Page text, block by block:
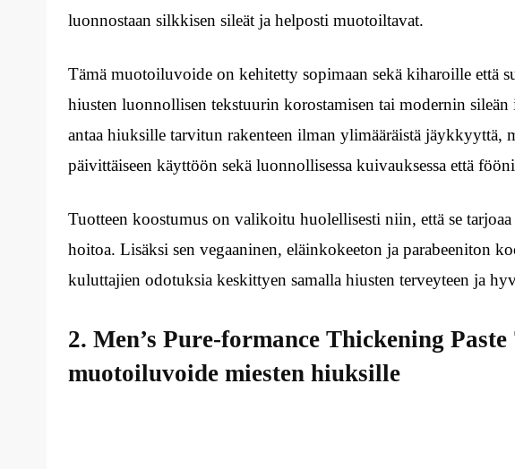
luonnostaan silkkisen sileät ja helposti muotoiltavat.
Tämä muotoiluvoide on kehitetty sopimaan sekä kiharoille että
hiusten luonnollisen tekstuurin korostamisen tai modernin
antaa hiuksille tarvitun rakenteen ilman ylimääräistä jäykkyyttä,
päivittäiseen käyttöön sekä luonnollisessa kuivauksessa että
Tuotteen koostumus on valikoitu huolellisesti niin, että se
hoitoa. Lisäksi sen vegaaninen, eläinkokeeton ja parabeeniton
kuluttajien odotuksia keskittyen samalla hiusten terveyteen ja
2. Men’s Pure-formance Thickening
muotoiluvoide miesten hiuksille